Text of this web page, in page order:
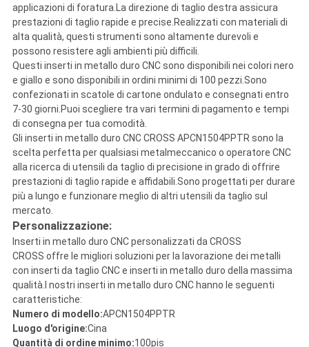
applicazioni di foratura.La direzione di taglio destra assicura
prestazioni di taglio rapide e precise.Realizzati con materiali di
alta qualità, questi strumenti sono altamente durevoli e
possono resistere agli ambienti più difficili.
Questi inserti in metallo duro CNC sono disponibili nei colori nero
e giallo e sono disponibili in ordini minimi di 100 pezzi.Sono
confezionati in scatole di cartone ondulato e consegnati entro
7-30 giorni.Puoi scegliere tra vari termini di pagamento e tempi
di consegna per tua comodità.
Gli inserti in metallo duro CNC CROSS APCN1504PPTR sono la
scelta perfetta per qualsiasi metalmeccanico o operatore CNC
alla ricerca di utensili da taglio di precisione in grado di offrire
prestazioni di taglio rapide e affidabili.Sono progettati per durare
più a lungo e funzionare meglio di altri utensili da taglio sul
mercato.
Personalizzazione:
Inserti in metallo duro CNC personalizzati da CROSS
CROSS offre le migliori soluzioni per la lavorazione dei metalli
con inserti da taglio CNC e inserti in metallo duro della massima
qualità.I nostri inserti in metallo duro CNC hanno le seguenti
caratteristiche:
Numero di modello:APCN1504PPTR
Luogo d'origine:Cina
Quantità di ordine minimo:100pis